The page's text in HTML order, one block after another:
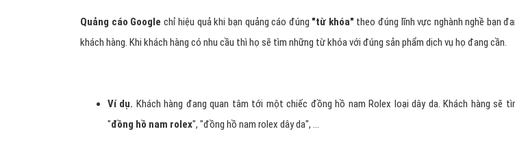
Quảng cáo Google chỉ hiệu quả khi bạn quảng cáo đúng "từ khóa" theo đúng lĩnh vực nghành nghề bạn
khách hàng. Khi khách hàng có nhu cầu thì họ sẽ tìm những từ khóa với đúng sản phẩm dịch vụ họ đang cần.
Ví dụ. Khách hàng đang quan tâm tới một chiếc đồng hồ nam Rolex loại dây da. Khách hàng sẽ
"đồng hồ nam rolex", "đồng hồ nam rolex dây da", ...